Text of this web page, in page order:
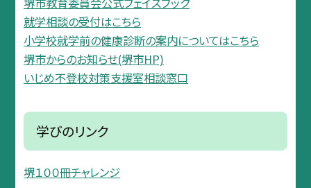
就学相談の受付はこちら
小学校就学前の健康診断の案内についてはこちら
堺市からのお知らせ(堺市HP)
いじめ不登校対策支援室相談窓口
学びのリンク
堺１００冊チャレンジ